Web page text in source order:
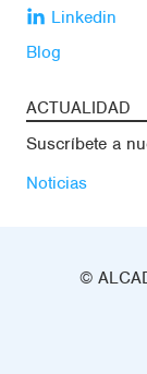
Linkedin
Blog
ACTUALIDAD
Suscríbete a
Noticias
©